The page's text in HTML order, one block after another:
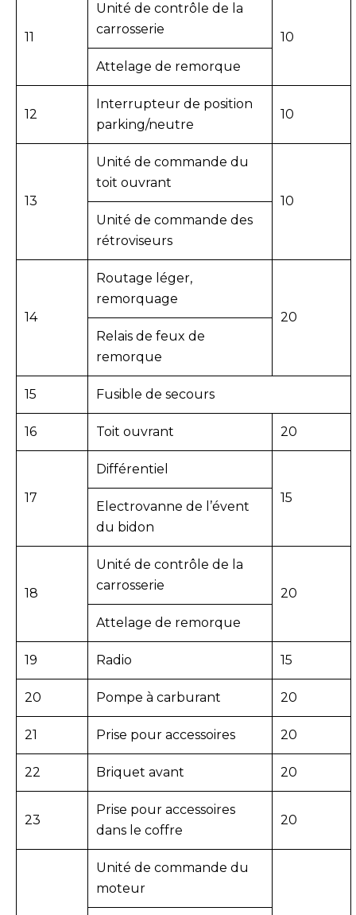
11
Unité de contrôle de la
carrosserie
10
Attelage de remorque
12
Interrupteur de position
parking/neutre
10
13
Unité de commande du
toit ouvrant
10
Unité de commande des
rétroviseurs
14
Routage léger,
remorquage
20
Relais de feux de
remorque
15 Fusible de secours
16 Toit ouvrant 20
17
Différentiel
15
Electrovanne de l’évent
du bidon
18
Unité de contrôle de la
carrosserie
20
Attelage de remorque
19 Radio 15
20 Pompe à carburant 20
21 Prise pour accessoires 20
22 Briquet avant 20
23
Prise pour accessoires
dans le coffre
20
Unité de commande du
moteur